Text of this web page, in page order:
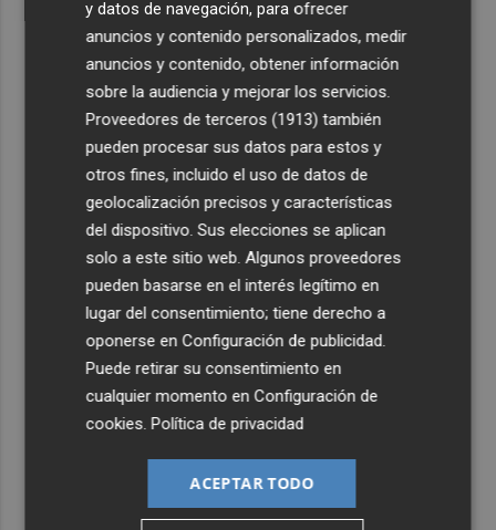
y datos de navegación, para ofrecer
anuncios y contenido personalizados, medir
anuncios y contenido, obtener información
sobre la audiencia y mejorar los servicios.
Proveedores de terceros (1913) también
pueden procesar sus datos para estos y
otros fines, incluido el uso de datos de
geolocalización precisos y características
del dispositivo. Sus elecciones se aplican
solo a este sitio web. Algunos proveedores
pueden basarse en el interés legítimo en
lugar del consentimiento; tiene derecho a
oponerse enConfiguración de publicidad
Puede retirar su consentimiento en
cualquier momento enConfiguración de
cookies .Política de privacidad
ACEPTAR TODO